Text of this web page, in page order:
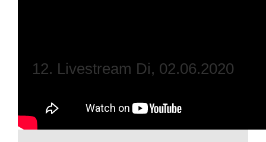
12. Livestream Di, 02.06.2020